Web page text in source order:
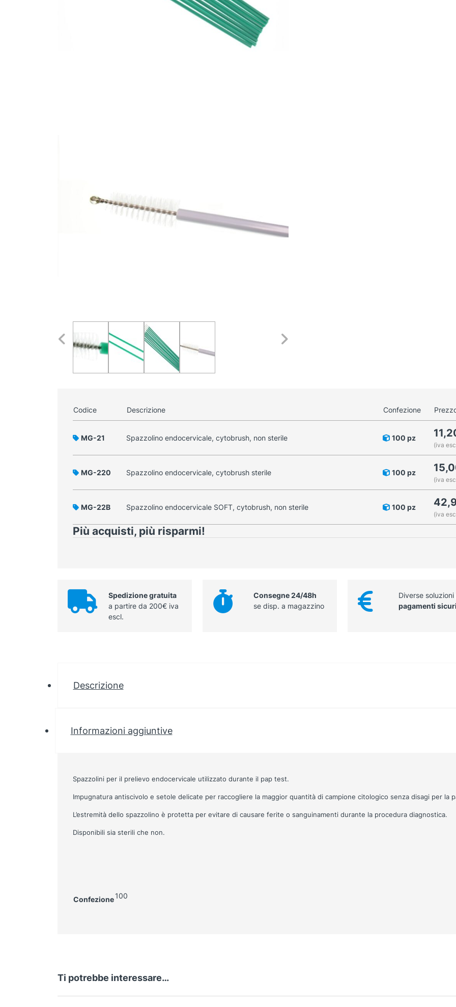
Codice Descrizione Confezione
MG-21 Spazzolino endocervicale, cytobrush, non sterile 100 pz
(iva
MG-220 Spazzolino endocervicale, cytobrush sterile 100 pz
(iva
MG-22B Spazzolino endocervicale SOFT, cytobrush, non sterile 100 pz
(iva
Più acquisti, più risparmi!
Spedizione gratuita
a partire da 200€ iva
escl.
Consegne 24/48h
se disp. a magazzino
Diverse soluzioni
pagamenti sicuri
Descrizione
Informazioni aggiuntive
Spazzolini per il prelievo endocervicale utilizzato durante il pap test.
Impugnatura antiscivolo e setole delicate per raccogliere la maggior quantità di campione citologico senza disagi per la
L’estremità dello spazzolino è protetta per evitare di causare ferite o sanguinamenti durante la procedura diagnostica.
Disponibili sia sterili che non.
Confezione 100
Ti potrebbe interessare…